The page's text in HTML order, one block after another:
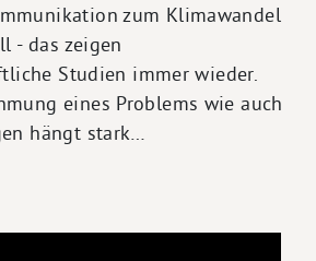
zum Klimawandel
- das zeigen
Studien immer wieder.
eines Problems wie auch
hängt stark…